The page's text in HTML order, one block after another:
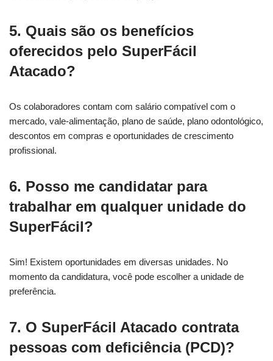
5. Quais são os benefícios
oferecidos pelo SuperFácil
Atacado?
Os colaboradores contam com salário compatível com o
mercado, vale-alimentação, plano de saúde, plano odontológico,
descontos em compras e oportunidades de crescimento
profissional.
6. Posso me candidatar para
trabalhar em qualquer unidade do
SuperFácil?
Sim! Existem oportunidades em diversas unidades. No
momento da candidatura, você pode escolher a unidade de
preferência.
7. O SuperFácil Atacado contrata
pessoas com deficiência (PCD)?